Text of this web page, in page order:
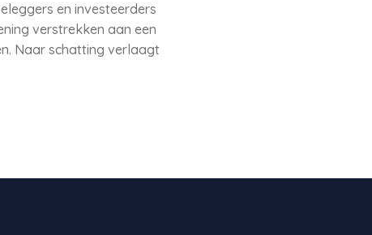
en investeerders
verstrekken aan een
Naar schatting verlaagt